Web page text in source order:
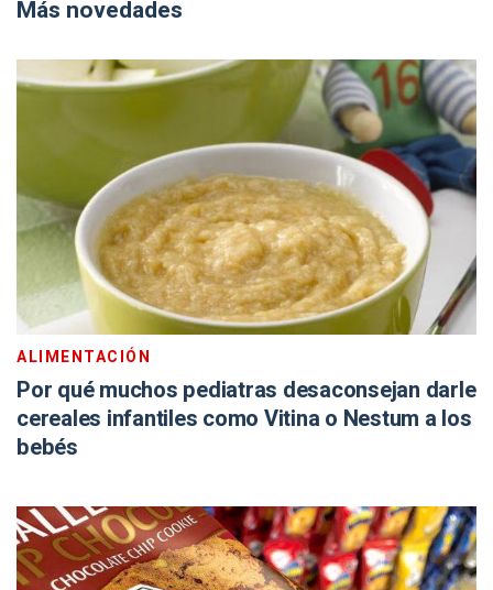
Más novedades
ALIMENTACIÓN
Por qué muchos pediatras desaconsejan darle
cereales infantiles como Vitina o Nestum a los
bebés